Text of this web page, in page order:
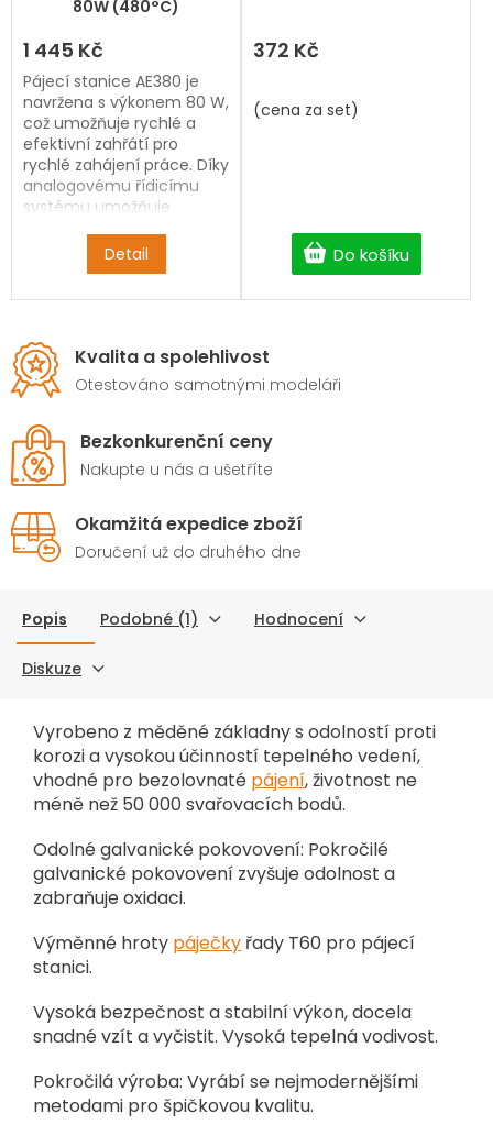
80W (480°C)
1 445 Kč
Detail
Pájecí stanice AE380 je
navržena s výkonem 80 W,
což umožňuje rychlé a
efektivní zahřátí pro
rychlé zahájení práce. Díky
analogovému řídicímu
systému umožňuje
nastavení teploty a
poskytuje uživatelům
zahřátí minimalizuje
pájecí stanice čekací
dobu, takže je
pro profesionály, tak pro
kutily.
372 Kč
Do košíku
(cena za set)
Kvalita a spolehlivost
Otestováno samotnými modeláři
Bezkonkurenční ceny
Nakupte u nás a ušetříte
Okamžitá expedice zboží
Doručení už do druhého dne
Popis Podobné (1) Hodnocení
Diskuze
Vyrobeno z měděné základny s odolností proti
korozi a vysokou účinností tepelného vedení,
vhodné pro bezolovnaté pájení, životnost ne
méně než 50 000 svařovacích bodů.
Odolné galvanické pokovovení: Pokročilé
galvanické pokovovení zvyšuje odolnost a
zabraňujeoxidaci.
Výměnné hroty páječky řady T60 pro pájecí
stanici.
Vysoká bezpečnost a stabilní výkon, docela
snadné vzít a vyčistit. Vysoká tepelná vodivost.
Pokročilá výroba: Vyrábí se nejmodernějšími
metodami pro špičkovou kvalitu.